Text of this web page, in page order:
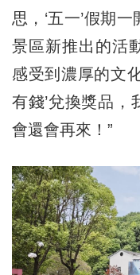
思，‘五一’假期
景區新推出的活
感受到濃厚的文
有錢’兌換獎品，
會還會再來！”